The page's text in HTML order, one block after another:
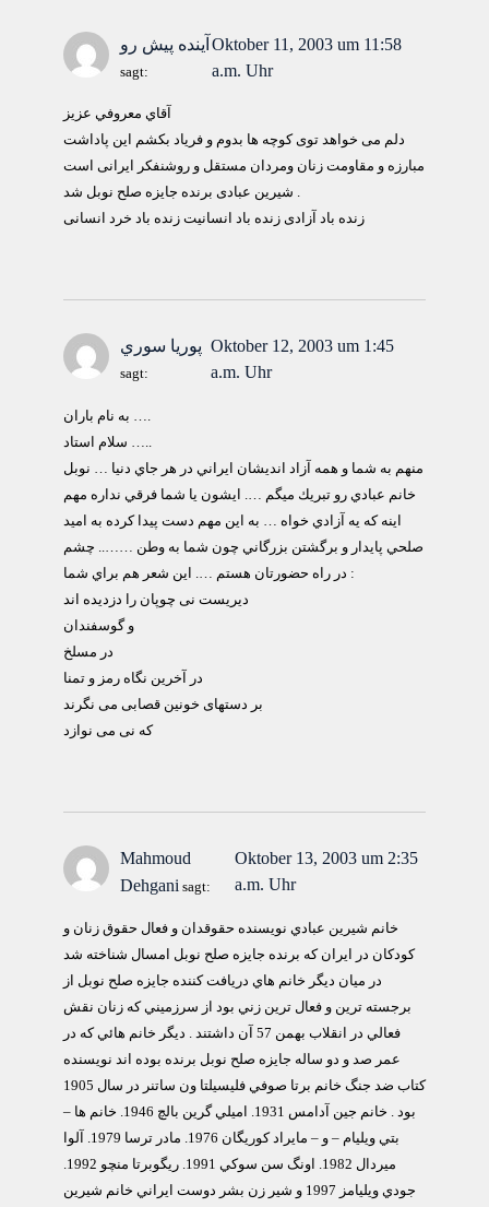
آينده پيش رو
sagt:
Oktober 11, 2003 um 11:58
a.m. Uhr
آقاي معروفي عزيز
دلم می خواهد توی کوچه ها بدوم و فرياد بکشم اين پاداشت
مبارزه و مقاومت زنان ومردان مستقل و روشنفکر ايرانی است
شيرين عبادی برنده جايزه صلح نوبل شد .
زنده باد آزادی زنده باد انسانيت زنده باد خرد انسانی
پوريا سوري
sagt:
Oktober 12, 2003 um 1:45
a.m. Uhr
منهم به شما و همه آزاد انديشان ايراني در هر جاي دنيا … نوبل
خانم عبادي رو تبريك ميگم …. ايشون يا شما فرقي نداره مهم
اينه كه يه آزادي خواه … به اين مهم دست پيدا كرده به اميد
صلحي پايدار و برگشتن بزرگاني چون شما به وطن …….. چشم
در راه حضورتان هستم …. اين شعر هم براي شما :
ديريست نی چوپان را دزديده اند
و گوسفندان
در مسلخ
در آخرين نگاه رمز و تمنا
بر دستهای خونين قصابی می نگرند
که نی می نوازد
Mahmoud
Dehgani sagt:
Oktober 13, 2003 um 2:35
a.m. Uhr
خانم شيرين عبادي نويسنده حقوقدان و فعال حقوق زنان و
كودكان در ايران كه برنده جايزه صلح نوبل امسال شناخته شد
در ميان ديگر خانم هاي دريافت كننده جايزه صلح نوبل از
برجسته ترين و فعال ترين زني بود از سرزميني كه زنان نقش
فعالي در انقلاب بهمن 57 آن داشتند . ديگر خانم هائي كه در
عمر صد و دو ساله جايزه صلح نوبل برنده بوده اند نويسنده
كتاب ضد جنگ خانم برتا صوفي فليسيلتا ون ساتنر در سال 1905
بود . خانم جين آدامس 1931. اميلي گرين بالچ 1946. خانم ها –
بتي ويليام – و – مايراد كوريگان 1976. مادر ترسا 1979. آلوا
ميردال 1982. اونگ سن سوكي 1991. ريگوبرتا منچو 1992.
جودي ويليامز 1997 و شير زن بشر دوست ايراني خانم شيرين